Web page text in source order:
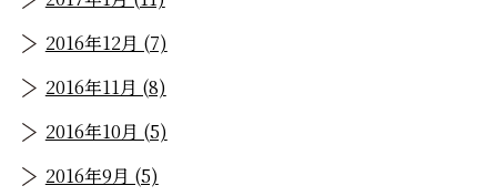
2016年12月 (7)
2016年11月 (8)
2016年10月 (5)
2016年9月 (5)